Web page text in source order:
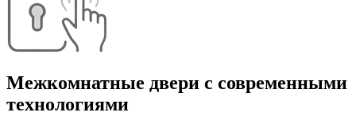
Межкомнатные двери с современными
технологиями